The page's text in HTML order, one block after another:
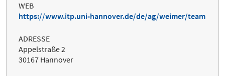
WEB
https://www.itp.uni-hannover.de/de/ag/weimer/team
ADRESSE
Appelstraße 2
30167 Hannover